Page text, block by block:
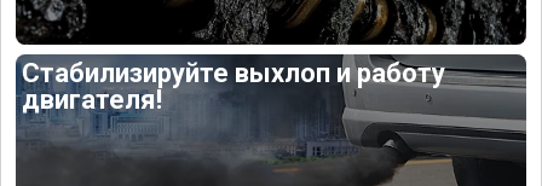
Стабилизируйте выхлоп и работу
двигателя!